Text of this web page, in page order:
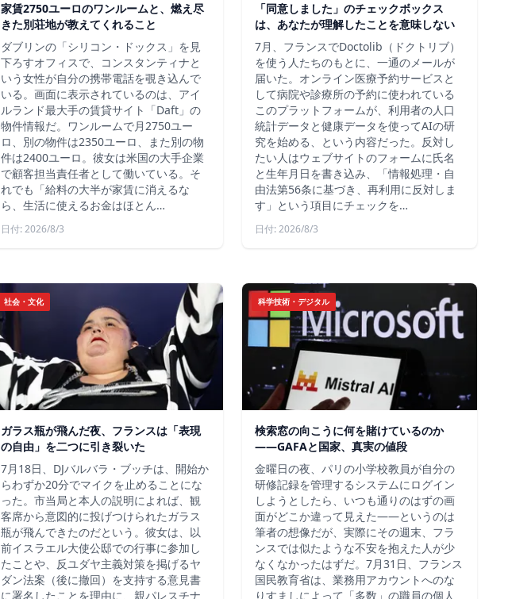
家賃2750ユーロのワンルームと、燃え尽
きた別荘地が教えてくれること
ダブリンの「シリコン・ドックス」を見
下ろすオフィスで、コンスタンティナと
いう女性が自分の携帯電話を覗き込んで
いる。画面に表示されているのは、アイ
ルランド最大手の賃貸サイト「Daft」の
物件情報だ。ワンルームで月2750ユー
ロ、別の物件は2350ユーロ、また別の物
件は2400ユーロ。彼女は米国の大手企業
で顧客担当責任者として働いている。そ
れでも「給料の大半が家賃に消えるな
ら、生活に使えるお金はほとん…
日付: 2026/8/3
「同意しました」のチェックボックス
は、あなたが理解したことを意味しない
7月、フランスでDoctolib（ドクトリブ）
を使う人たちのもとに、一通のメールが
届いた。オンライン医療予約サービスと
して病院や診療所の予約に使われている
このプラットフォームが、利用者の人口
統計データと健康データを使ってAIの研
究を始める、という内容だった。反対し
たい人はウェブサイトのフォームに氏名
と生年月日を書き込み、「情報処理・自
由法第56条に基づき、再利用に反対しま
す」という項目にチェックを…
日付: 2026/8/3
社会・文化
ガラス瓶が飛んだ夜、フランスは「表現
の自由」を二つに引き裂いた
7月18日、DJバルバラ・ブッチは、開始か
らわずか20分でマイクを止めることにな
った。市当局と本人の説明によれば、観
客席から意図的に投げつけられたガラス
瓶が飛んできたのだという。彼女は、以
前イスラエル大使公邸での行事に参加し
たことや、反ユダヤ主義対策を掲げるヤ
ダン法案（後に撤回）を支持する意見書
に署名したことを理由に、親パレスチナ
科学技術・デジタル
検索窓の向こうに何を賭けているのか
——GAFAと国家、真実の値段
金曜日の夜、パリの小学校教員が自分の
研修記録を管理するシステムにログイン
しようとしたら、いつも通りのはずの画
面がどこか違って見えた——というのは
筆者の想像だが、実際にその週末、フラ
ンスでは似たような不安を抱えた人が少
なくなかったはずだ。7月31日、フランス
国民教育省は、業務用アカウントへのな
りすましによって「多数」の職員の個人